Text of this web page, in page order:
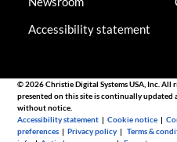
Accessibility statement
© 2026 Christie Digital Systems USA, Inc. All
presented on this site is continually updated
without notice.
Accessibility statement |Cookie notice |
preferences |Privacy policy |Terms &